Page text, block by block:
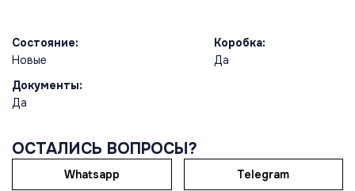
Состояние:
Новые
Коробка:
Да
Документы:
Да
ОСТАЛИСЬ ВОПРОСЫ?
Whatsapp Telegram